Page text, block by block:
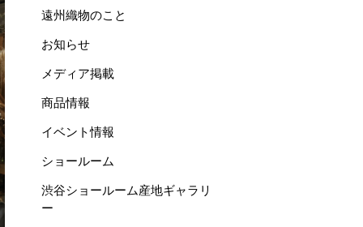
遠州織物のこと
お知らせ
メディア掲載
商品情報
イベント情報
ショールーム
渋谷ショールーム産地ギャラリ
ー